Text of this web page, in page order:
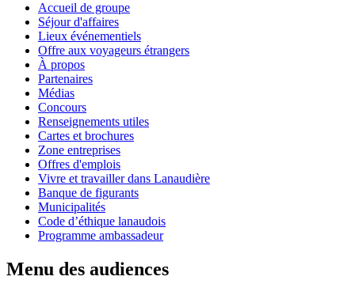
Accueil de groupe
Séjour d'affaires
Lieux événementiels
Offre aux voyageurs étrangers
À propos
Partenaires
Médias
Concours
Renseignements utiles
Cartes et brochures
Zone entreprises
Offres d'emplois
Vivre et travailler dans Lanaudière
Banque de figurants
Municipalités
Code d’éthique lanaudois
Programme ambassadeur
Menu des audiences